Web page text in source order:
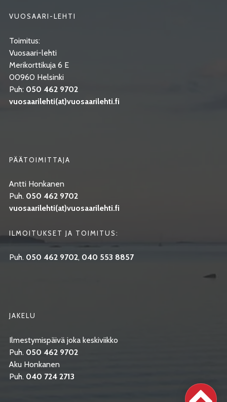
VUOSAARI-LEHTI
Toimitus:
Vuosaari-lehti
Merikorttikuja 6 E
00960 Helsinki
Puh: 050 462 9702
vuosaarilehti(at)vuosaarilehti.fi
PÄÄTOIMITTAJA
Antti Honkanen
Puh. 050 462 9702
vuosaarilehti(at)vuosaarilehti.fi
ILMOITUKSET JA TOIMITUS:
Puh. 050 462 9702, 040 553 8857
JAKELU
Ilmestymispäivä joka keskiviikko
Puh. 050 462 9702
Aku Honkanen
Puh. 040 724 2713